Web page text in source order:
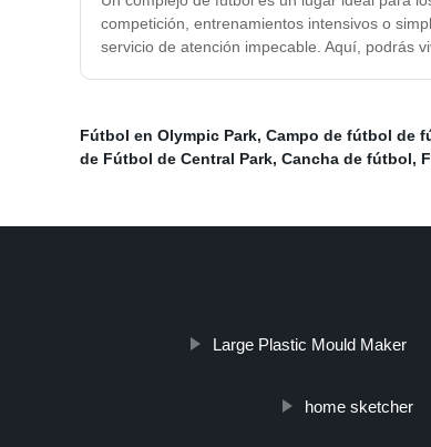
competición, entrenamientos intensivos o
servicio de atención impecable. Aquí, podrás
Fútbol en Olympic Park, Campo de fútbol de
de Fútbol de Central Park, Cancha de fútbol,
Large Plastic Mould Maker
home sketcher